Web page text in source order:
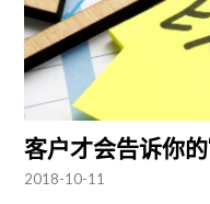
客户才会告诉你
2018-10-11